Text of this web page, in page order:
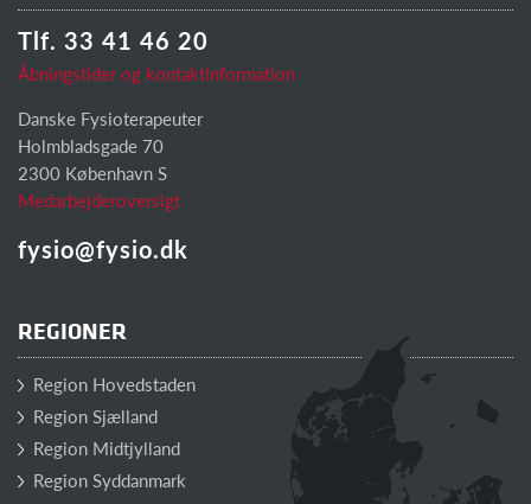
Tlf. 33 41 46 20
Åbningstider og kontaktinformation
Danske Fysioterapeuter
Holmbladsgade 70
2300 København S
Medarbejderoversigt
fysio@fysio.dk
REGIONER
Region Hovedstaden
Region Sjælland
Region Midtjylland
Region Syddanmark